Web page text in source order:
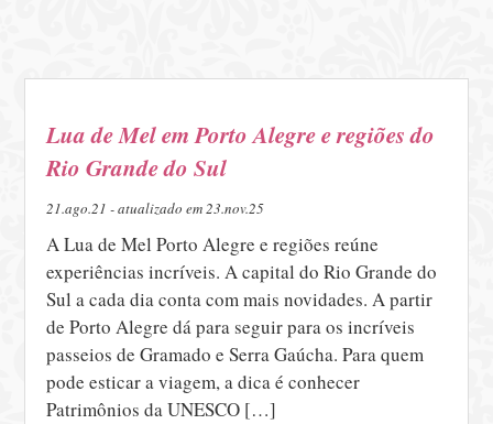
Lua de Mel em Porto Alegre e regiões do
Rio Grande do Sul
21.ago.21 - atualizado em 23.nov.25
A Lua de Mel Porto Alegre e regiões reúne
experiências incríveis. A capital do Rio Grande do
Sul a cada dia conta com mais novidades. A partir
de Porto Alegre dá para seguir para os incríveis
passeios de Gramado e Serra Gaúcha. Para quem
pode esticar a viagem, a dica é conhecer
Patrimônios da UNESCO […]